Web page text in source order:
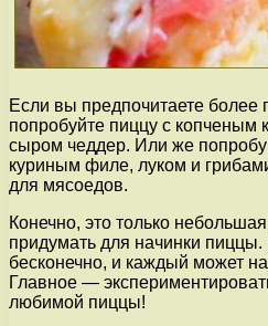
Если вы предпочитаете более
попробуйте пиццу с
сыром чеддер. Или же
куриным филе, луком и
для мясоедов.
Конечно, это только
придумать для начинки пиццы.
бесконечно, и каждый может
Главное —
любимой пиццы!